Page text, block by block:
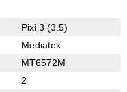
Pixi 3 (3.5)
Mediatek
MT6572M
2